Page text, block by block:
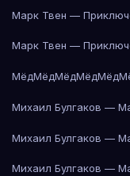
Марк Твен —
Марк Твен —
МёдМёдМёдМёдМёд
Михаил Булгаков —
Михаил Булгаков —
Михаил Булгаков —